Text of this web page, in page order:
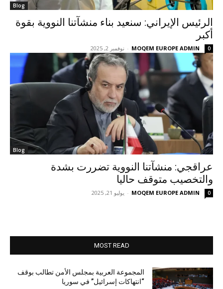
Blog
الرئيس الإيراني: سنعيد بناء منشآتنا النووية بقوة
أكبر
MOQEM EUROPE ADMIN
- نوفمبر 2, 2025 0
Blog
عراقجي: منشآتنا النووية تضررت بشدة
والتخصيب متوقف حاليا
MOQEM EUROPE ADMIN
- يوليو 21, 2025 0
MOST READ
المجموعة العربية بمجلس الأمن تطالب بوقف
“انتهاكات إسرائيل” في سوريا